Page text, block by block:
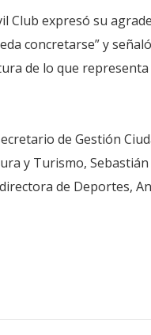
Club expresó su
concretarse” y
de lo que
de Gestión
y Turismo, Sebastián
de Deportes,